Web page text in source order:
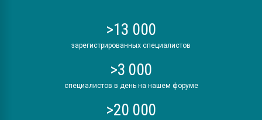
>13 000
зарегистрированных специалистов
>3 000
специалистов в день на нашем форуме
>20 000